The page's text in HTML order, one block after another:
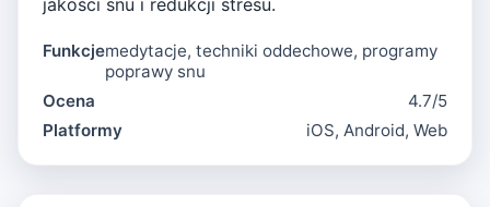
Funkcjemedytacje, techniki oddechowe, programy
poprawy snu
Ocena
4.7/5
Platformy
iOS, Android, Web